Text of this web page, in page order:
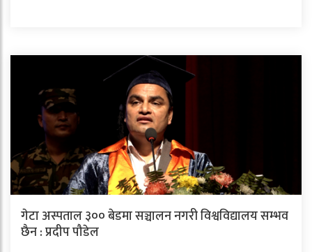
गेटा अस्पताल ३०० बेडमा सञ्चालन नगरी विश्वविद्यालय सम्भव
छैन : प्रदीप पौडेल